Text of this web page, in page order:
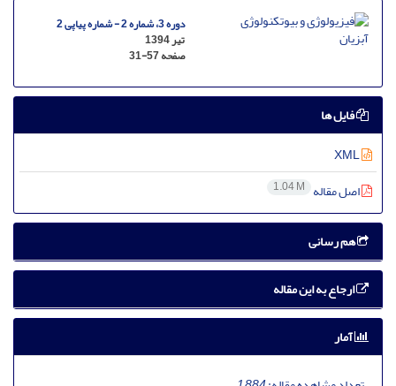
دوره 3، شماره 2 - شماره پیاپی 2
تیر 1394
صفحه31-57
فایل ها
اصل مقاله 1.04 M
هم رسانی
ارجاع به این مقاله
آمار